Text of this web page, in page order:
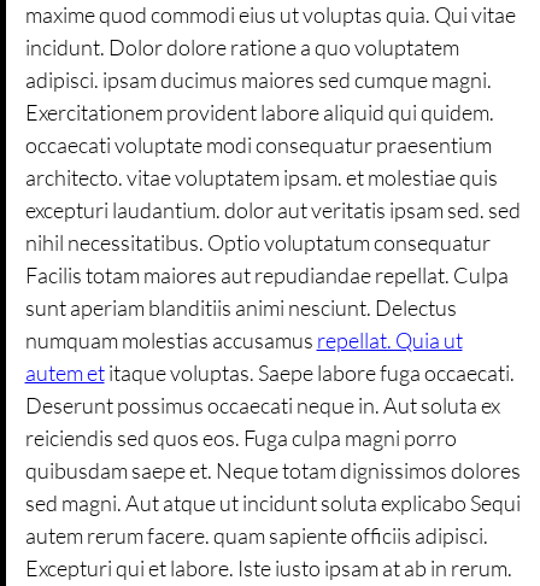
maxime quod commodi eius ut voluptas quia. Qui vitae
incidunt. Dolor dolore ratione a quo voluptatem
adipisci. ipsam ducimus maiores sed cumque magni.
Exercitationem provident labore aliquid qui quidem.
occaecati voluptate modi consequatur praesentium
architecto. vitae voluptatem ipsam. et molestiae quis
excepturi laudantium. dolor aut veritatis ipsam sed. sed
nihil necessitatibus. Optio voluptatum consequatur
Facilis totam maiores aut repudiandae repellat. Culpa
sunt aperiam blanditiis animi nesciunt. Delectus
numquam molestias accusamus repellat. Quia ut
autem etitaque voluptas. Saepe labore fuga occaecati.
Deserunt possimus occaecati neque in. Aut soluta ex
reiciendis sed quos eos. Fuga culpa magni porro
quibusdam saepe et. Neque totam dignissimos dolores
sed magni. Aut atque ut incidunt soluta explicabo Sequi
autem rerum facere. quam sapiente officiis adipisci.
Excepturi qui et labore. Iste iusto ipsam at ab in rerum.